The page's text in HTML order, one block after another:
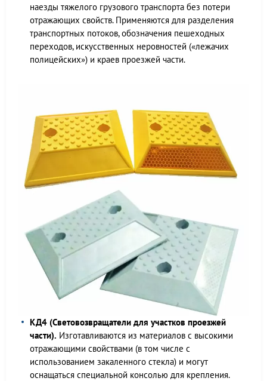
наезды тяжелого грузового транспорта без потери
отражающих свойств. Применяются для разделения
транспортных потоков, обозначения пешеходных
переходов, искусственных неровностей («лежачих
полицейских») и краев проезжей части.
КД4 (Световозвращатели для участков проезжей
части). Изготавливаются из материалов с высокими
отражающими свойствами (в том числе с
использованием закаленного стекла) и могут
оснащаться специальной консолью для крепления.